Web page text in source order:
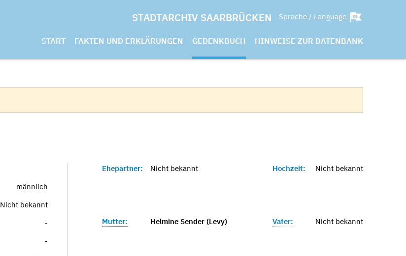
STADTARCHIV SAARBRÜCKEN Sprache / Language
START FAKTEN UND ERKLÄRUNGEN GEDENKBUCH HINWEISE ZUR DATENBANK
männlich
Nicht bekannt
-
-
Ehepartner: Nicht bekannt Hochzeit: Nicht bekannt
Mutter: Helmine Sender (Levy) Vater: Nicht bekannt